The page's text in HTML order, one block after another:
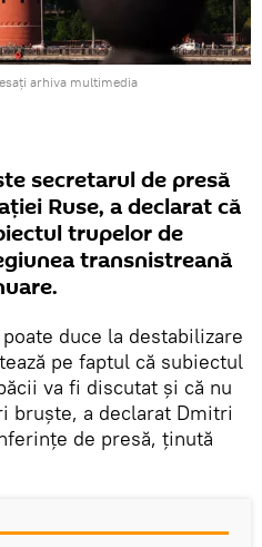
arhiva multimedia
secretarul de presă
Ruse, a declarat că
trupelor de
transnistreană
duce la destabilizare
pe faptul că subiectul
va fi discutat și că nu
bruște, a declarat Dmitri
de presă, ținută